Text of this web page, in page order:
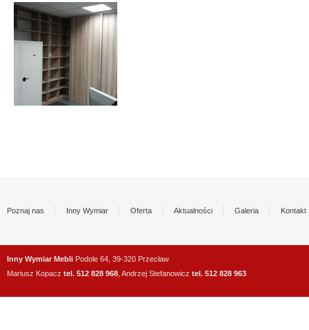
Poznaj nas Inny Wymiar Oferta Aktualności Galeria Kontakt
Inny Wymiar Mebli Podole 64, 39-320 Przecław
Mariusz Kopacz tel. 512 828 968 , Andrzej Stefanowicz tel. 512 828 963